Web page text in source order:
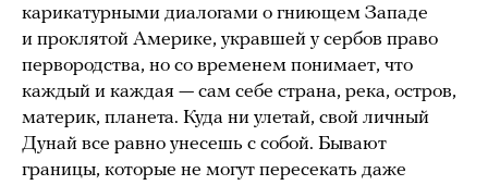
карикатурными диалогами о гниющем Западе
и проклятой Америке, укравшей у сербов право
первородства, но со временем понимает, что
каждый и каждая — сам себе страна, река, остров,
материк, планета. Куда ни улетай, свой личный
Дунай все равно унесешь с собой. Бывают
границы, которые не могут пересекать даже